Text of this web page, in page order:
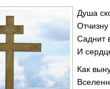
Душа
Саднит
И
Как